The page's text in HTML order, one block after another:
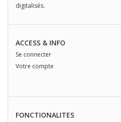
digitalisés.
ACCESS & INFO
Se connecter
Votre compte
FONCTIONALITES